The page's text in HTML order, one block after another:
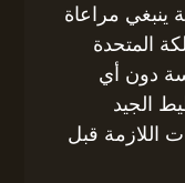
ينبغي مراعاة
المتحدة
دون أي
الجيد
اللازمة قبل